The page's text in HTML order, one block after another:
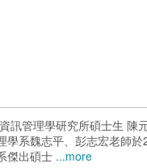
訊管理學研究所碩士生 陳
學系魏志平、彭志宏老師
傑出碩士 ...more